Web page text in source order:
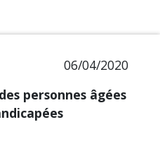
06/04/2020
personnes âgées